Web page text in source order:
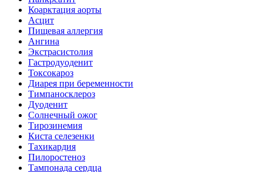
Коарктация аорты
Асцит
Пищевая аллергия
Ангина
Экстрасистолия
Гастродуоденит
Токсокароз
Диарея при беременности
Тимпаносклероз
Дуоденит
Солнечный ожог
Тирозинемия
Киста селезенки
Тахикардия
Пилоростеноз
Тампонада сердца